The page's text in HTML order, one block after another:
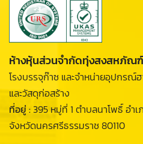
ห้างหุ้นส่วนจำกัดทุ่งสงสหภัณ
โรงบรรจุก๊าซ และจำหน่ายอุปกรณ์
และวัสดุก่อสร้าง
ที่อยู่ :395 หมู่ที่ 1 ตำบลนาโพธิ์ อำ
จังหวัดนครศรีธรรมราช 80110